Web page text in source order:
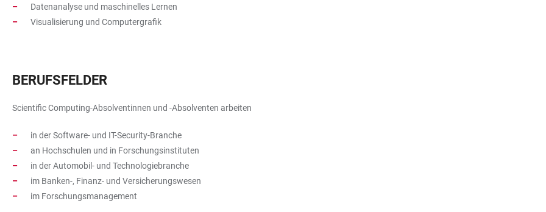
Datenanalyse und maschinelles Lernen
Visualisierung und Computergrafik
BERUFSFELDER
Scientific Computing-Absolventinnen und -Absolventen arbeiten
in der Software- und IT-Security-Branche
an Hochschulen und in Forschungsinstituten
in der Automobil- und Technologiebranche
im Banken-, Finanz- und Versicherungswesen
im Forschungsmanagement